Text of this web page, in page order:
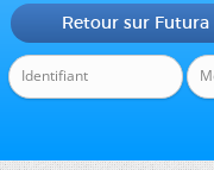
Retour sur Futura